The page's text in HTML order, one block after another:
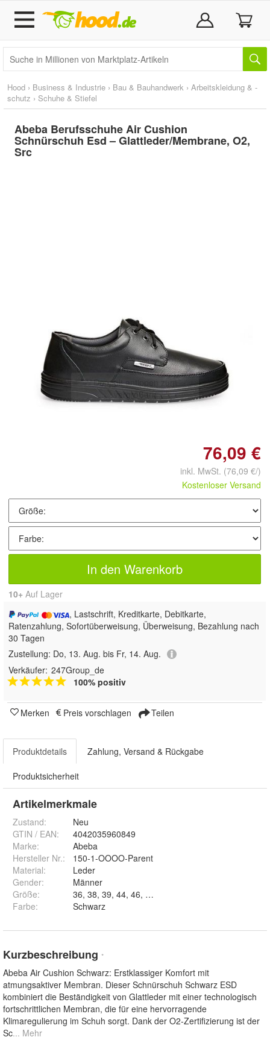
Hood › Business & Industrie › Bau & Bauhandwerk › Arbeitskleidung & -
schutz › Schuhe & Stiefel
Abeba Berufsschuhe Air Cushion
Schnürschuh Esd – Glattleder/Membrane, O2,
Src
Doppelt antippen zum
vergrößern
76,09 €
inkl. MwSt. (76,09 €/)
Kostenloser Versand
In den Warenkorb
10+ Auf Lager
, Lastschrift, Kreditkarte, Debitkarte,
Ratenzahlung, Sofortüberweisung, Überweisung, Bezahlung nach
30 Tagen
Zustellung: Do, 13. Aug. bis Fr, 14. Aug.
Verkäufer: 247Group_de
100% positiv
Merken Preis vorschlagen Teilen
Produktdetails Zahlung, Versand & Rückgabe
Produktsicherheit
Artikelmerkmale
Zustand:
Neu
GTIN / EAN:
4042035960849
Marke:
Abeba
Hersteller Nr.:
150-1-OOOO-Parent
Material:
Leder
Gender:
Männer
Größe:
Farbe: Schwarz
Kurzbeschreibung *
Abeba Air Cushion Schwarz: Erstklassiger Komfort mit
atmungsaktiver Membran. Dieser Schnürschuh Schwarz ESD
kombiniert die Beständigkeit von Glattleder mit einer technologisch
fortschrittlichen Membran, die für eine hervorragende
Klimaregulierung im Schuh sorgt. Dank der O2-Zertifizierung ist der
Sc... Mehr